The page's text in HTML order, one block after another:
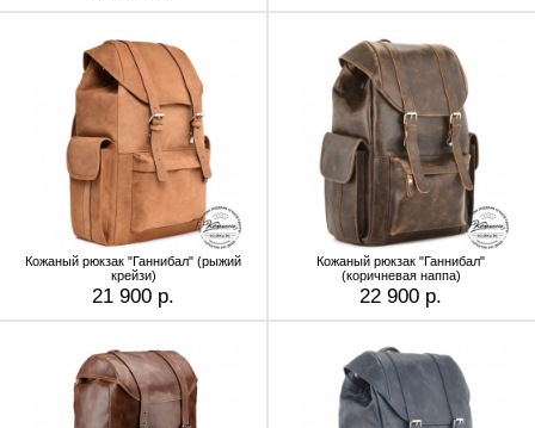
Кожаный рюкзак "Ганнибал" (рыжий
крейзи)
21 900 р.
Кожаный рюкзак "Ганнибал"
(коричневая наппа)
22 900 р.